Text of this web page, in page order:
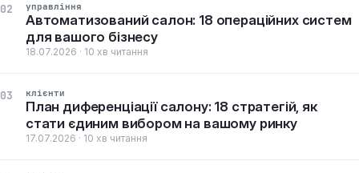
02 управління
Автоматизований салон: 18 операційних систем
для вашого бізнесу
18.07.2026 · 10 хв читання
03 клієнти
План диференціації салону: 18 стратегій, як
стати єдиним вибором на вашому ринку
17.07.2026 · 10 хв читання